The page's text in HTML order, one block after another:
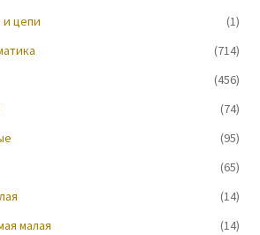
и цепи
(1)
(714)
(456)
(74)
(95)
(65)
(14)
малая
(14)